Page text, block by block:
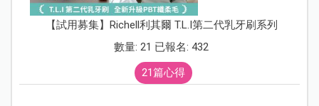
【試用募集】Richell利其爾 T.L.I第二代乳牙刷系列
數量: 21 已報名: 432
21篇心得